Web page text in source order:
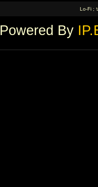
Lo-Fi ;
Powered By